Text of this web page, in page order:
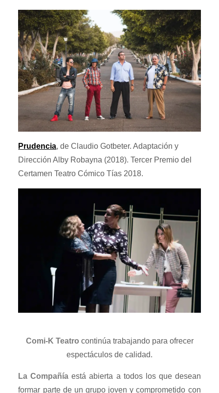
Prudencia, de Claudio Gotbeter. Adaptación y
Dirección Alby Robayna (2018). Tercer Premio del
Certamen Teatro Cómico Tías 2018.
Comi-K Teatro continúa trabajando para ofrecer
espectáculos de calidad.
La Compañíaestá abierta a todos los que desean
formar parte de un grupo joven y comprometido con